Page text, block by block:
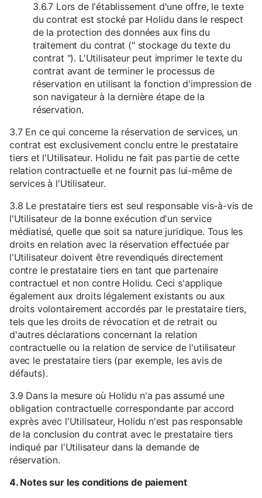
3.6.7 Lors de l'établissement d'une offre, le texte
du contrat est stocké par Holidu dans le respect
de la protection des données aux fins du
traitement du contrat (" stockage du texte du
contrat "). L'Utilisateur peut imprimer le texte du
contrat avant de terminer le processus de
réservation en utilisant la fonction d'impression de
son navigateur à la dernière étape de la
réservation.
3.7 En ce qui concerne la réservation de services, un
contrat est exclusivement conclu entre le prestataire
tiers et l'Utilisateur. Holidu ne fait pas partie de cette
relation contractuelle et ne fournit pas lui-même de
services à l'Utilisateur.
3.8 Le prestataire tiers est seul responsable vis-à-vis de
l'Utilisateur de la bonne exécution d'un service
médiatisé, quelle que soit sa nature juridique. Tous les
droits en relation avec la réservation effectuée par
l'Utilisateur doivent être revendiqués directement
contre le prestataire tiers en tant que partenaire
contractuel et non contre Holidu. Ceci s'applique
également aux droits légalement existants ou aux
droits volontairement accordés par le prestataire tiers,
tels que les droits de révocation et de retrait ou
d'autres déclarations concernant la relation
contractuelle ou la relation de service de l'utilisateur
avec le prestataire tiers (par exemple, les avis de
défauts).
3.9 Dans la mesure où Holidu n'a pas assumé une
obligation contractuelle correspondante par accord
exprès avec l'Utilisateur, Holidu n'est pas responsable
de la conclusion du contrat avec le prestataire tiers
indiqué par l'Utilisateur dans la demande de
réservation.
4. Notes sur les conditions de paiement